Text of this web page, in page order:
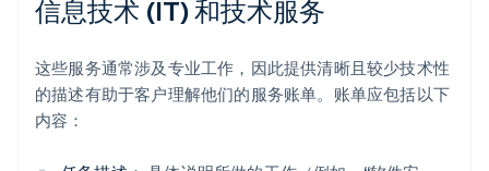
信息技术 (IT) 和技术服务
这些服务通常涉及专业工作，因此提供清晰且较少技术性
的描述有助于客户理解他们的服务账单。账单应包括以下
内容：